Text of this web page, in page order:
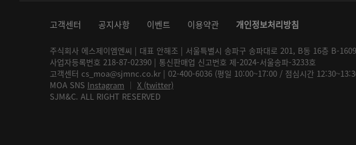
고객센터 공지사항 이벤트 이용약관 개인정보처리방침
주식회사 에스제이엠엔씨 | 대표 안해조 | 서울특별시 송파구 송파대로 201, B동 16층 B-
사업자등록번호 218-87-02390 | 통신판매업 신고번호 제-2024-서울송파-3233호
고객센터 cs_moa@sjmnc.co.kr | 02-400-6036 (평일 10:00~17:00 / 점심시간
MOA SNS Instagram │ X (twitter)
SJM&C. ALL RIGHT RESERVED